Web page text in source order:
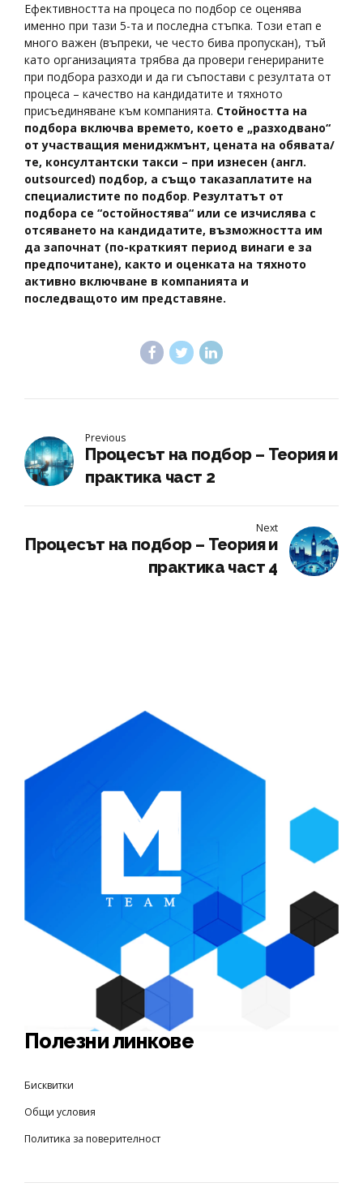
Ефективността на процеса по подбор се оценява
именно при тази 5-та и последна стъпка. Този етап е
много важен (въпреки, че често бива пропускан), тъй
като организацията трябва да провери генерираните
при подбора разходи и да ги съпостави с резултата от
процеса – качество на кандидатите и тяхното
присъединяване към компанията. Стойността на
подбора включва времето, което е „разходвано“
от участващия мениджмънт, цената на обявата/
те, консултантски такси – при изнесен (англ.
outsourced) подбор, а също таказаплатите на
специалистите по подбор. Резултатът от
подбора се “остойностява“ или се изчислява с
отсяването на кандидатите, възможността им
да започнат (по-краткият период винаги е за
предпочитане), както и оценката на тяхното
активно включване в компанията и
последващото им представяне.
Previous
Процесът на подбор – Теория и
практика част 2
Next
Процесът на подбор – Теория и
практика част 4
Полезни линкове
Бисквитки
Общи условия
Пoлитика за поверителност